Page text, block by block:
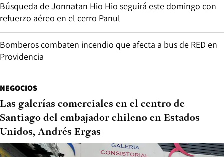
Búsqueda de Jonnatan Hio Hio seguirá este domingo con
refuerzo aéreo en el cerro Panul
Bomberos combaten incendio que afecta a bus de RED en
Providencia
NEGOCIOS
Las galerías comerciales en el centro de
Santiago del embajador chileno en Estados
Unidos, Andrés Ergas